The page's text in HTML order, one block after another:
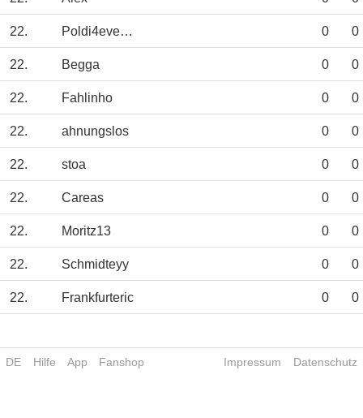
22. Poldi4everFC 0 0
22. Begga 0 0
22. Fahlinho 0 0
22. ahnungslos 0 0
22. stoa 0 0
22. Careas 0 0
22. Moritz13 0 0
22. Schmidteyy 0 0
22. Frankfurteric 0 0
DE Hilfe App Fanshop Impressum Datenschutz